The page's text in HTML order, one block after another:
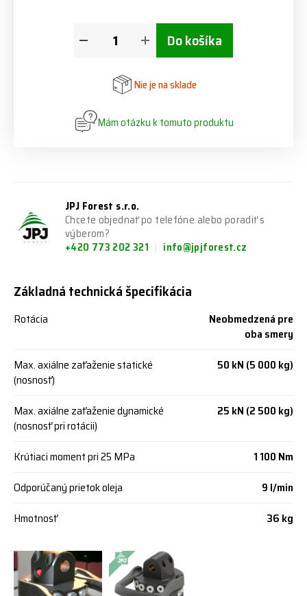
Do košíka
Nie je na sklade
Mám otázku k tomuto produktu
JPJ Forest s.r.o.
Chcete objednať po telefóne alebo poradiť s
výberom?
+420 773 202 321
info@jpjforest.cz
Základná technická špecifikácia
Rotácia
Neobmedzená pre
oba smery
Max. axiálne zaťaženie statické
(nosnosť)
50 kN (5 000 kg)
Max. axiálne zaťaženie dynamické
(nosnosť pri rotácii)
25 kN (2 500 kg)
Krútiaci moment pri 25 MPa
1 100 Nm
Odporúčaný prietok oleja
9 l/min
Hmotnosť
36 kg